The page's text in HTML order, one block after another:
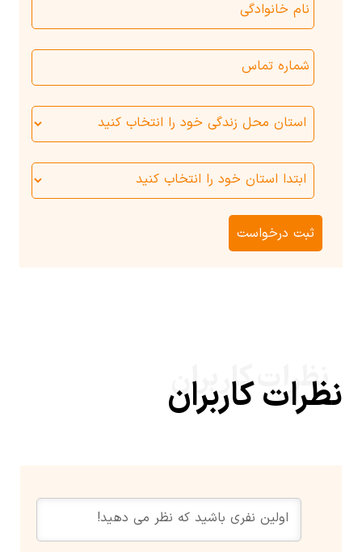
نظرات کاربران
نظرات کاربران